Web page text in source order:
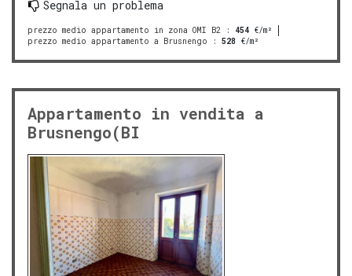
Segnala un problema
prezzo medio appartamento in zona OMI B2 : 454 €/m²
prezzo medio appartamento a Brusnengo : 528 €/m²
Appartamento in vendita a
Brusnengo(BI